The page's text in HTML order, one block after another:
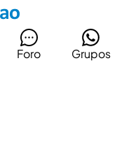
Foro Grupos